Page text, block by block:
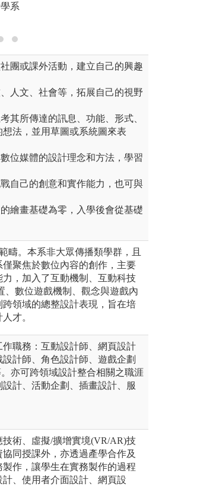
獵業界非
系
團或課外活動，建立自己的興趣
人文、社會等，拓展自己的視野
其所傳達的訊息、功能、形式、
法，並用草圖或系統圖來表
位媒體的設計理念和方法，學習
自己的創意和實作能力，也可與
繪畫基礎為零，入學後會從基礎
疇。本系非大眾傳播類學群，且
聚焦於數位內容的創作，主要
，加入了互動機制、互動科技
、數位遊戲機制、觀念與遊戲內
領域的總整設計表現，旨在培
才。
職務：互動設計師、網頁設計
計師、角色設計師、遊戲企劃
亦可跨領域設計整合相關之職涯
計、活動企劃、插畫設計、服
術、虛擬/擴增實境(VR/AR)技
同授課外，亦透過產學合作及
作，讓學生在實務製作的過程
、使用者介面設計、網頁設